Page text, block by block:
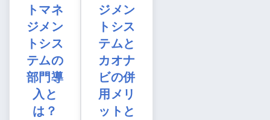
トマネ
ジメン
トシス
テムの
部門導
入と
は？
ジメン
トシス
テムと
カオナ
ビの併
用メリ
ットと